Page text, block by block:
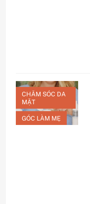
CHĂM SÓC DA
MẶT
GÓC LÀM MẸ